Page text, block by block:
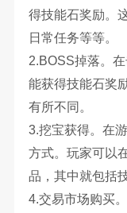
得技能石奖励。
日常任务等等。
2.BOSS掉落。
能获得技能石奖
有所不同。
3.挖宝获得。在
方式。玩家可以
品，其中就包括
4.交易市场购买